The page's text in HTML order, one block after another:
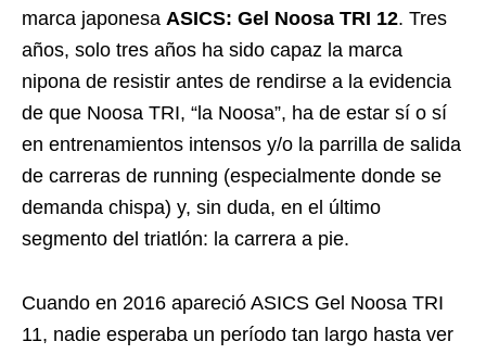
marca japonesa ASICS: Gel Noosa TRI 12. Tres
años, solo tres años ha sido capaz la marca
nipona de resistir antes de rendirse a la evidencia
de que Noosa TRI, “la Noosa”, ha de estar sí o sí
en entrenamientos intensos y/o la parrilla de salida
de carreras de running (especialmente donde se
demanda chispa) y, sin duda, en el último
segmento del triatlón: la carrera a pie.
Cuando en 2016 apareció ASICS Gel Noosa TRI
11, nadie esperaba un período tan largo hasta ver